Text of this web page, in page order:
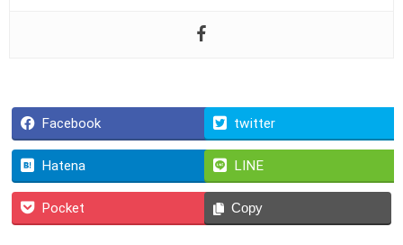
Facebook twitter
Hatena LINE
Pocket Copy